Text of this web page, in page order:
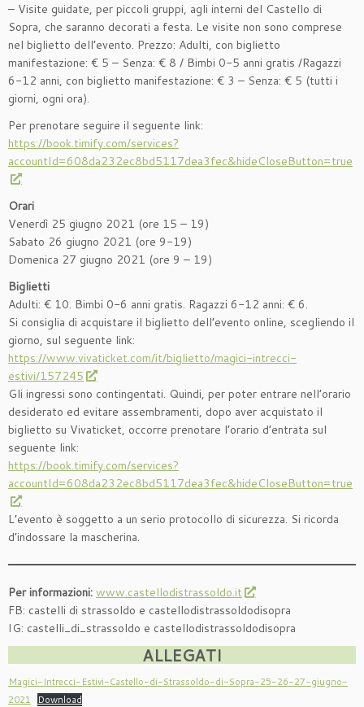
– Visite guidate, per piccoli gruppi, agli interni del Castello di
Sopra, che saranno decorati a festa. Le visite non sono comprese
nel biglietto dell’evento. Prezzo: Adulti, con biglietto
manifestazione: € 5 – Senza: € 8 / Bimbi 0-5 anni gratis /Ragazzi
6-12 anni, con biglietto manifestazione: € 3 – Senza: € 5 (tutti i
giorni, ogni ora).
Per prenotare seguire il seguente link:
https://book.timify.com/services?
accountId=608da232ec8bd5117dea3fec&hideCloseButton=true
Orari
Venerdì 25 giugno 2021 (ore 15 – 19)
Sabato 26 giugno 2021 (ore 9-19)
Domenica 27 giugno 2021 (ore 9 – 19)
Biglietti
Adulti: € 10. Bimbi 0-6 anni gratis. Ragazzi 6-12 anni: € 6.
Si consiglia di acquistare il biglietto dell’evento online, scegliendo il
giorno, sul seguente link:
https://www.vivaticket.com/it/biglietto/magici-intrecci-
estivi/157245
Gli ingressi sono contingentati. Quindi, per poter entrare nell’orario
desiderato ed evitare assembramenti, dopo aver acquistato il
biglietto su Vivaticket, occorre prenotare l’orario d’entrata sul
seguente link:
https://book.timify.com/services?
accountId=608da232ec8bd5117dea3fec&hideCloseButton=true
L’evento è soggetto a un serio protocollo di sicurezza. Si ricorda
d’indossare la mascherina.
Per informazioni: www.castellodistrassoldo.it
FB: castelli di strassoldo e castellodistrassoldodisopra
IG: castelli_di_strassoldo e castellodistrassoldodisopra
ALLEGATI
Magici-Intrecci-Estivi-Castello-di-Strassoldo-di-Sopra-25-26-27-giugno-
2021
Download